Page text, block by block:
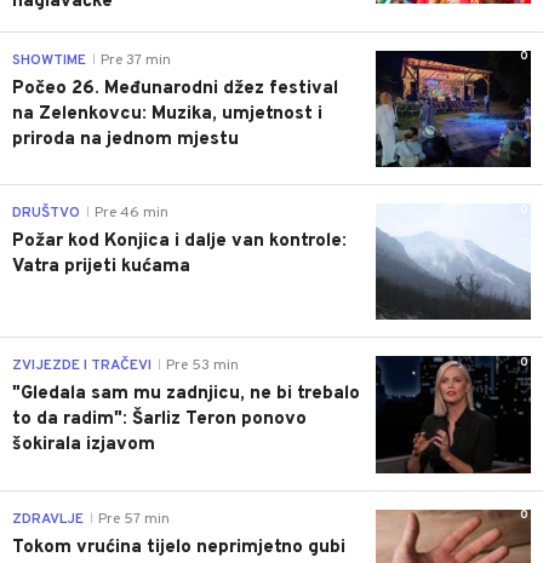
0
SHOWTIME Pre 37 min
Počeo 26. Međunarodni džez festival
na Zelenkovcu: Muzika, umjetnost i
priroda na jednom mjestu
0
DRUŠTVO Pre 46 min
Požar kod Konjica i dalje van kontrole:
Vatra prijeti kućama
0
ZVIJEZDE I TRAČEVI Pre 53 min
"Gledala sam mu zadnjicu, ne bi trebalo
to da radim": Šarliz Teron ponovo
šokirala izjavom
0
ZDRAVLJE Pre 57 min
Tokom vrućina tijelo neprimjetno gubi